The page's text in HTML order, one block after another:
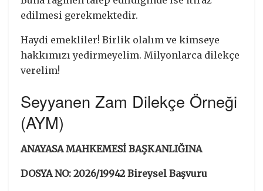
edilmesi gerekmektedir.
Haydi emekliler! Birlik olalım ve kimseye
hakkımızı yedirmeyelim. Milyonlarca dilekçe
verelim!
Seyyanen Zam Dilekçe Örneği
(AYM)
ANAYASA MAHKEMESİ BAŞKANLIĞINA
DOSYA NO: 2026/19942 Bireysel Başvuru